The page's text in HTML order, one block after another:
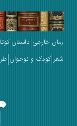
خارجی داستان کوتاه تاریخ
کودک و نوجوان طرح جلد